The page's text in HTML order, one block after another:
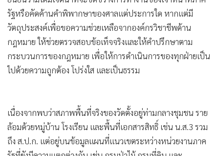
รัฐหรือคัดค้านคำพิพากษาของศาลแต่ประการใด หากแต่มี
วัตถุประสงค์เพื่อขอความช่วยเหลือจากองค์กรวิชาชีพด้าน
กฎหมาย ให้ช่วยตรวจสอบข้อเท็จจริงและให้คำปรึกษาตาม
กระบวนการของกฎหมาย เพื่อให้การดำเนินการของทุกฝ่ายเป็น
ไปด้วยความถูกต้อง โปร่งใส และเป็นธรรม
เนื่องจากพบว่าสภาพพื้นที่จริงของวัดตั้งอยู่ท่ามกลางชุมชน ราย
ล้อมด้วยหมู่บ้าน โรงเรียน และพื้นที่เอกสารสิทธิ์ เช่น น.ส.3 รวม
ถึง ส.ป.ก. แต่อยู่บนข้อมูลแผนที่แนวเขตระหว่างหน่วยงานภาค
รัฐที่ยังมีความแตกต่างกัน เช่น กรมป่าไม้ กรมที่ดิน และ